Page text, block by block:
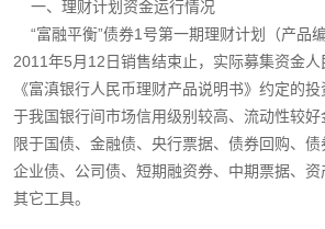
一、理财计划资金运行情况
“富融平衡”债券1号第一期理财计划（产品
2011年5月12日销售结束止，实际募集资金
《富滇银行人民币理财产品说明书》约定的
于我国银行间市场信用级别较高、流动性较
限于国债、金融债、央行票据、债券回购、债
企业债、公司债、短期融资券、中期票据、
其它工具。